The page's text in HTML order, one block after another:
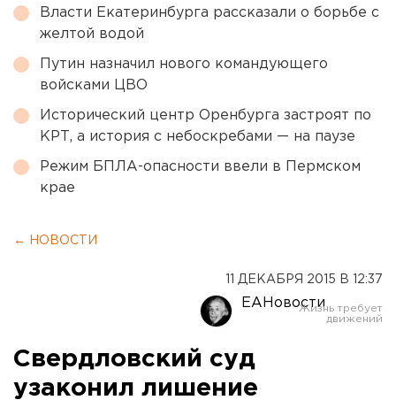
Власти Екатеринбурга рассказали о борьбе с
желтой водой
Путин назначил нового командующего
войсками ЦВО
Исторический центр Оренбурга застроят по
КРТ, а история с небоскребами — на паузе
Режим БПЛА-опасности ввели в Пермском
крае
← НОВОСТИ
11 ДЕКАБРЯ 2015 В 12:37
ЕАНовости
Свердловский суд
узаконил лишение